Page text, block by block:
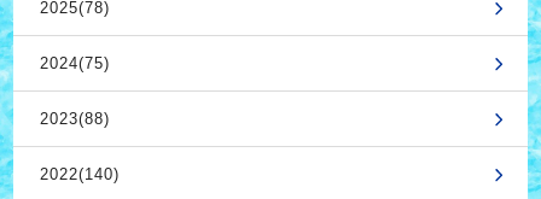
2025(78)
2024(75)
2023(88)
2022(140)